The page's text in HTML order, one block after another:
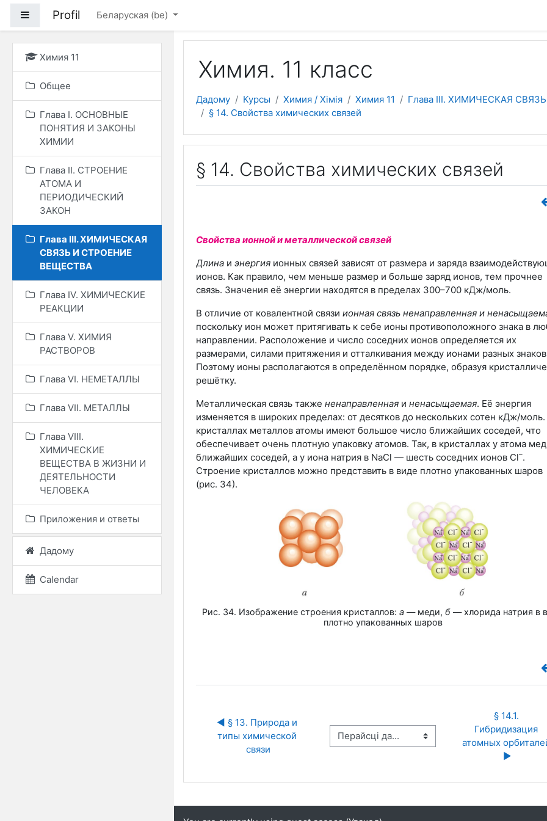
Side panel
Profil Беларуская ‎(be)‎
Химия 11
Общее
Глава I. ОСНОВНЫЕ
ПОНЯТИЯ И ЗАКОНЫ
ХИМИИ
Глава II. СТРОЕНИЕ
АТОМА И
ПЕРИОДИЧЕСКИЙ
ЗАКОН
Глава III. ХИМИЧЕСКАЯ
СВЯЗЬ И СТРОЕНИЕ
ВЕЩЕСТВА
Глава IV. ХИМИЧЕСКИЕ
РЕАКЦИИ
Глава V. ХИМИЯ
РАСТВОРОВ
Глава VI. НЕМЕТАЛЛЫ
Глава VII. МЕТАЛЛЫ
Глава VIII.
ХИМИЧЕСКИЕ
ВЕЩЕСТВА В ЖИЗНИ И
ДЕЯТЕЛЬНОСТИ
ЧЕЛОВЕКА
Приложения и ответы
Дадому
Calendar
Химия. 11 класс
Дадому Курсы Химия / Хімія Химия 11
Глава III. ХИМИЧЕСКАЯ
§ 14. Свойства химических связей
§ 14. Свойства химических связей
Свойства ионной и металлической связей
Длина и энергия ионных связей зависят от размера и заряда
ионов. Как правило, чем меньше размер и больше заряд ионов, тем прочнее
связь. Значения её энергии находятся в пределах 300–700 кДж/моль.
В отличие от ковалентной связи ионная связь ненаправленная и
поскольку ион может притягивать к себе ионы противоположного знака в
направлении. Расположение и число соседних ионов определяется их
размерами, силами притяжения и отталкивания между ионами разных
Поэтому ионы располагаются в определённом порядке, образуя
решётку.
Металлическая связь также ненаправленная и ненасыщаемая. Её энергия
изменяется в широких пределах: от десятков до нескольких сотен кДж/моль
кристаллах металлов атомы имеют большое число ближайших соседей, что
обеспечивает очень плотную упаковку атомов. Так, в кристаллах у атома
ближайших соседей, а у иона натрия в NaCl — шесть соседних ионов Cl–.
Строение кристаллов можно представить в виде плотно упакованных шаров
(рис. 34).
Рис. 34. Изображение строения кристаллов: а — меди, б — хлорида натрия в
плотно упакованных шаров
◀︎ § 13. Природа и
типы химической
связи
Перайсці да...
§ 14.1.
Гибридизация
атомных
▶︎